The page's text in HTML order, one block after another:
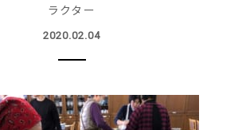
ラクター
2020.02.04